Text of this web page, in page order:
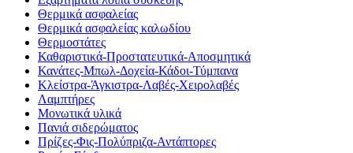
Θερμικά ασφαλείας
Θερμικά ασφαλείας καλωδίου
Θερμοστάτες
Καθαριστικά-Προστατευτικά-Αποσμητικά
Κανάτες-Μπωλ-Δοχεία-Κάδοι-Τύμπανα
Κλείστρα-Άγκιστρα-Λαβές-Χειρολαβές
Λαμπτήρες
Μονωτικά υλικά
Πανιά σιδερώματος
Πρίζες-Φις-Πολύπριζα-Αντάπτορες